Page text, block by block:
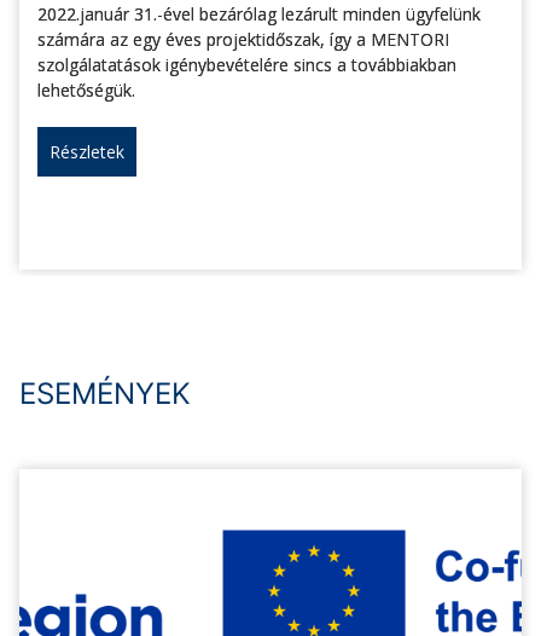
2022.január 31.-ével bezárólag lezárult minden ügyfelünk
számára az egy éves projektidőszak, így a MENTORI
szolgálatatások igénybevételére sincs a továbbiakban
lehetőségük.
Részletek
ESEMÉNYEK